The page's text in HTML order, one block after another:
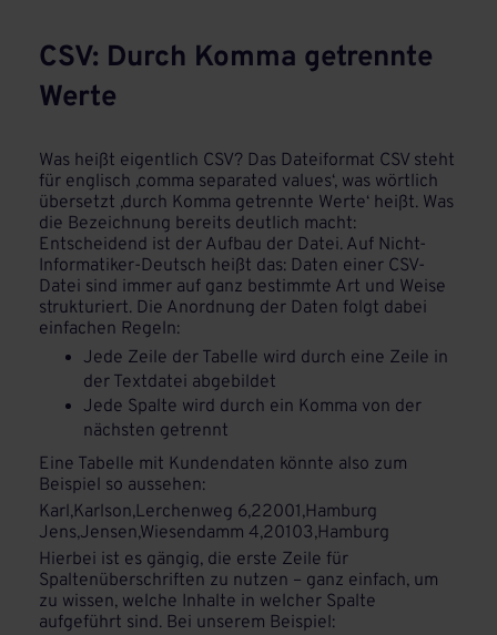
CSV: Durch Komma getrennte
Werte
Was heißt eigentlich CSV? Das Dateiformat CSV steht
für englisch ‚comma separated values‘, was wörtlich
übersetzt ‚durch Komma getrennte Werte‘ heißt. Was
die Bezeichnung bereits deutlich macht:
Entscheidend ist der Aufbau der Datei. Auf Nicht-
Informatiker-Deutsch heißt das: Daten einer CSV-
Datei sind immer auf ganz bestimmte Art und Weise
strukturiert. Die Anordnung der Daten folgt dabei
einfachen Regeln:
Jede Zeile der Tabelle wird durch eine Zeile in
der Textdatei abgebildet
Jede Spalte wird durch ein Komma von der
nächsten getrennt
Eine Tabelle mit Kundendaten könnte also zum
Beispiel so aussehen:
Karl,Karlson,Lerchenweg 6,22001,Hamburg
Jens,Jensen,Wiesendamm 4,20103,Hamburg
Hierbei ist es gängig, die erste Zeile für
Spaltenüberschriften zu nutzen – ganz einfach, um
zu wissen, welche Inhalte in welcher Spalte
aufgeführt sind. Bei unserem Beispiel: